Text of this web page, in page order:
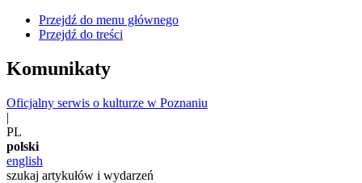
Przejdź do menu głównego
Przejdź do treści
Komunikaty
Oficjalny serwis o kulturze w Poznaniu
|
PL
polski
english
szukaj artykułów i wydarzeń